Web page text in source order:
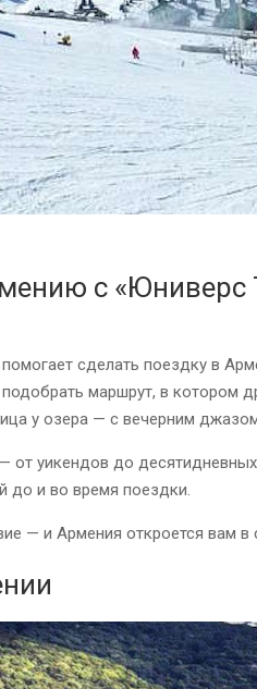
с «Юниверс
помогает сделать поездку в
маршрут, в котором
у озера — с вечерним
от уикендов до
до и во время поездки.
— и Армения откроется вам